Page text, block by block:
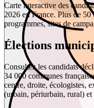
Carte interactive des
2026 en France. Plus de
programmes, sites de
Élections
Consultez les candidats
34 000 communes
centre, droite, écologistes,
(urbain, périurbain, rural)